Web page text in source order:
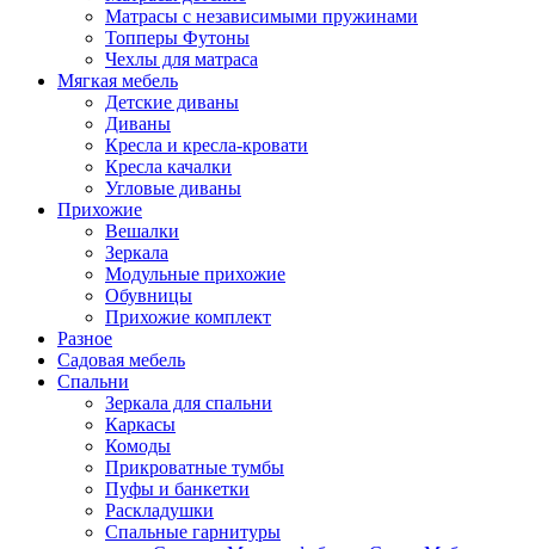
Матрасы с независимыми пружинами
Топперы Футоны
Чехлы для матраса
Мягкая мебель
Детские диваны
Диваны
Кресла и кресла-кровати
Кресла качалки
Угловые диваны
Прихожие
Вешалки
Зеркала
Модульные прихожие
Обувницы
Прихожие комплект
Разное
Садовая мебель
Спальни
Зеркала для спальни
Каркасы
Комоды
Прикроватные тумбы
Пуфы и банкетки
Раскладушки
Спальные гарнитуры